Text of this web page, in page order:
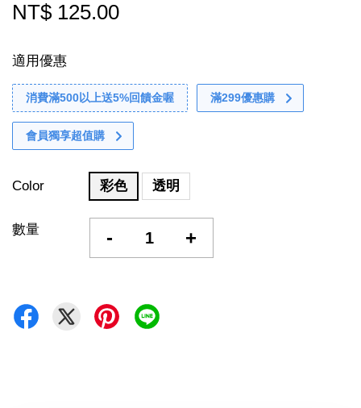
NT$ 125.00
適用優惠
消費滿500以上送5%回饋金喔 滿299優惠購
會員獨享超值購
Color 彩色 透明
數量 - +